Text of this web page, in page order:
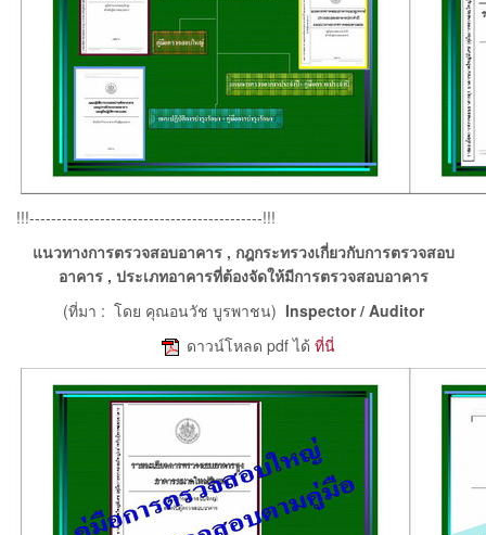
!!!-------------------------------------------!!!
แนวทางการตรวจสอบอาคาร , กฎกระทรวงเกี่ยวกับการตรวจสอบ
อาคาร , ประเภทอาคารที่ต้องจัดให้มีการตรวจสอบอาคาร
(ที่มา : โดย คุณอนวัช บูรพาชน) Inspector / Auditor
ดาวน์โหลด pdf ได้ ที่นี่